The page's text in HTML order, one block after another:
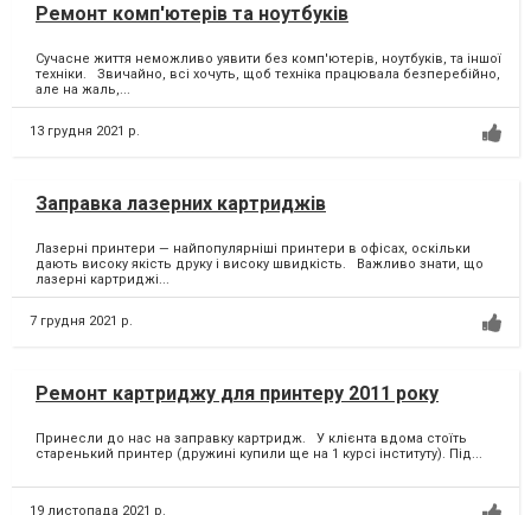
Ремонт комп'ютерів та ноутбуків
Сучасне життя неможливо уявити без комп'ютерів, ноутбуків, та іншої
техніки. Звичайно, всі хочуть, щоб техніка працювала безперебійно,
але на жаль,...
13 грудня 2021 р.
Заправка лазерних картриджів
Лазерні принтери — найпопулярніші принтери в офісах, оскільки
дають високу якість друку і високу швидкість. Важливо знати, що
лазерні картриджі...
7 грудня 2021 р.
Ремонт картриджу для принтеру 2011 року
Принесли до нас на заправку картридж. У клієнта вдома стоїть
старенький принтер (дружині купили ще на 1 курсі інституту). Під...
19 листопада 2021 р.